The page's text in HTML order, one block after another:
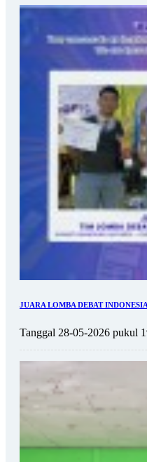
JUARA LOMBA DEBAT
Tanggal 28-05-2026 pukul